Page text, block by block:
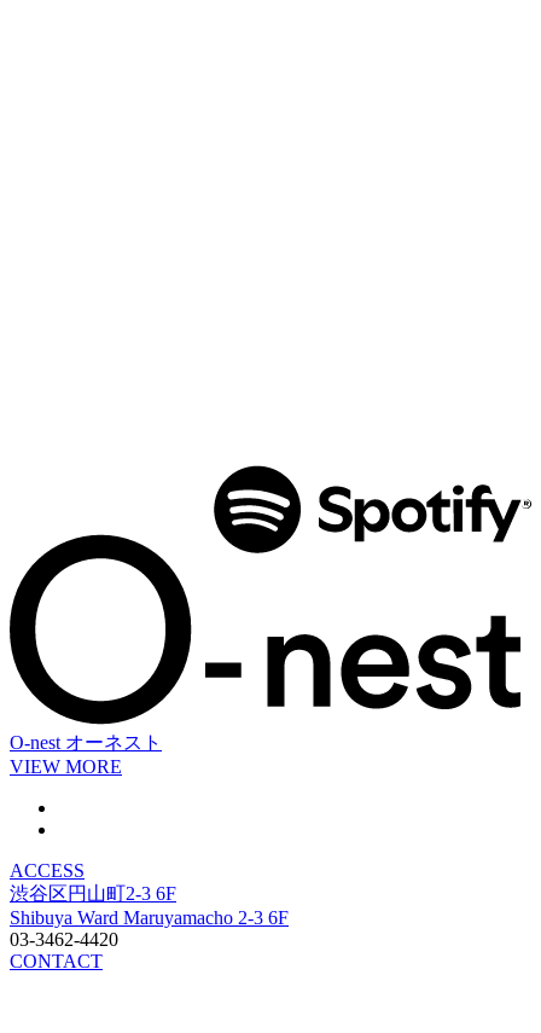
O-nest オーネスト
VIEW MORE
ACCESS
渋谷区円山町2-3 6F
Shibuya Ward Maruyamacho 2-3 6F
03-3462-4420
CONTACT